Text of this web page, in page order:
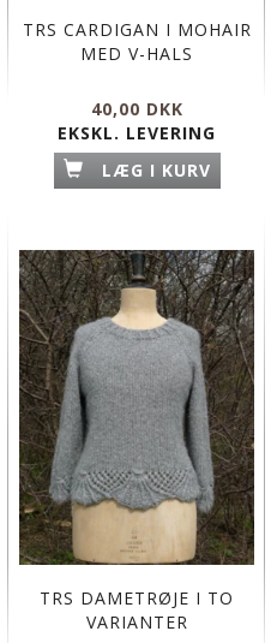
TRS CARDIGAN I MOHAIR
MED V-HALS
40,00 DKK
EKSKL. LEVERING
LÆG I KURV
TRS DAMETRØJE I TO
VARIANTER